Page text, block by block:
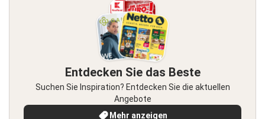
Entdecken Sie das Beste
Suchen Sie Inspiration? Entdecken Sie die aktuellen
Angebote
Mehr anzeigen